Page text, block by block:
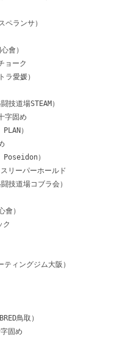
ンサ）
）
ーク
愛媛）
場STEAM）
固め
）
）
パーホールド
道場コブラ会）
）
ングジム大阪）
鳥取）
め